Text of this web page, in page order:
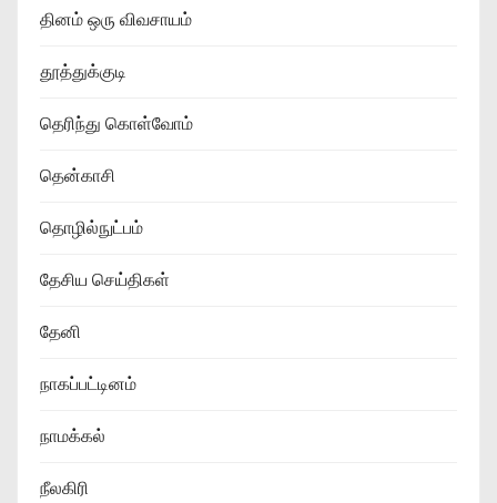
தினம் ஒரு விவசாயம்
தூத்துக்குடி
தெரிந்து கொள்வோம்
தென்காசி
தொழில்நுட்பம்
தேசிய செய்திகள்
தேனி
நாகப்பட்டினம்
நாமக்கல்
நீலகிரி